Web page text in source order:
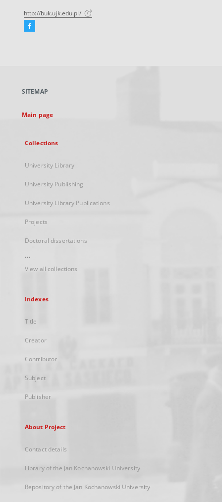
http://buk.ujk.edu.pl/
Facebook
new
SITEMAP
Main page
Collections
University Library
University Publishing
University Library Publications
Projects
Doctoral dissertations
...
View all collections
Indexes
Title
Creator
Contributor
Subject
Publisher
About Project
Contact details
Library of the Jan Kochanowski University
Repository of the Jan Kochanowski University